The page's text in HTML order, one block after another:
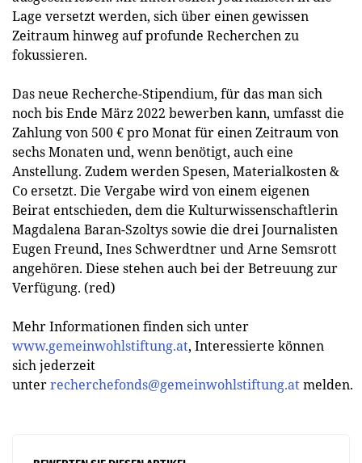
Lage versetzt werden, sich über einen gewissen
Zeitraum hinweg auf profunde Recherchen zu
fokussieren.
Das neue Recherche-Stipendium, für das man sich
noch bis Ende März 2022 bewerben kann, umfasst die
Zahlung von 500 € pro Monat für einen Zeitraum von
sechs Monaten und, wenn benötigt, auch eine
Anstellung. Zudem werden Spesen, Materialkosten &
Co ersetzt. Die Vergabe wird von einem eigenen
Beirat entschieden, dem die Kulturwissenschaftlerin
Magdalena Baran-Szoltys sowie die drei Journalisten
Eugen Freund, Ines Schwerdtner und Arne Semsrott
angehören. Diese stehen auch bei der Betreuung zur
Verfügung. (red)
Mehr Informationen finden sich unter
www.gemeinwohlstiftung.at, Interessierte können
sich jederzeit
unterrecherchefonds@gemeinwohlstiftung.atmelden.